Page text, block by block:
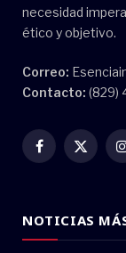
necesidad
ético y objetivo.
Correo:
Contacto: (829)
Facebook
X
NOTICIAS